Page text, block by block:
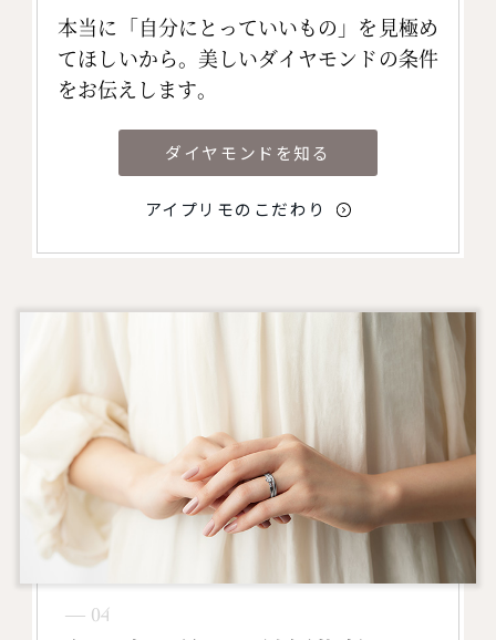
本当に「自分にとっていいもの」を見極め
てほしいから。美しいダイヤモンドの条件
をお伝えします。
ダイヤモンドを知る
アイプリモのこだわり
― 04